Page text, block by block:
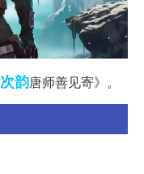
次韵唐师善见寄》。